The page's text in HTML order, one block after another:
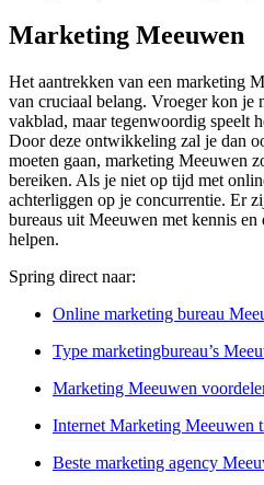
Marketing Meeuwen
Het aantrekken van een marketing
van cruciaal belang. Vroeger kon je
vakblad, maar tegenwoordig speelt
Door deze ontwikkeling zal je dan
moeten gaan, marketing Meeuwen
bereiken. Als je niet op tijd met
achterliggen op je concurrentie. Er
bureaus uit Meeuwen met kennis
helpen.
Spring direct naar:
Online marketing bureau
Type marketingbureau’s
Marketing Meeuwen
Internet Marketing Meeuwen
Beste marketing agency